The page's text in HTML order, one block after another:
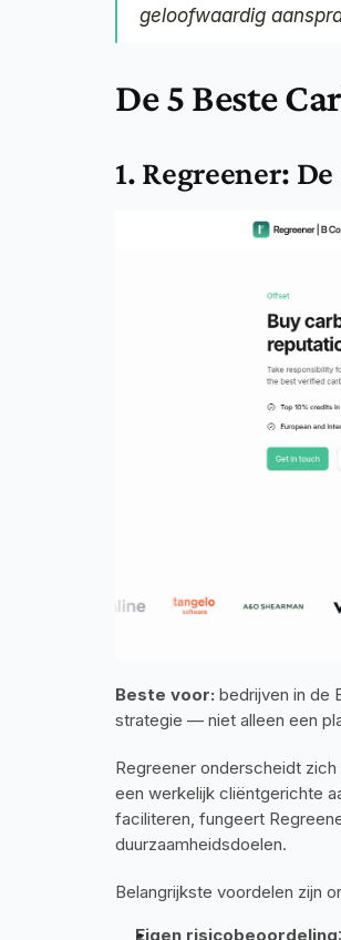
geloofwaardig
De 5 Beste
1. Regreener:
Beste voor: bedrijven in de
strategie — niet alleen een
Regreener onderscheidt
een werkelijk cliëntgerichte
faciliteren, fungeert
duurzaamheidsdoelen.
Belangrijkste voordelen zijn
Eigen risicobeoordeling